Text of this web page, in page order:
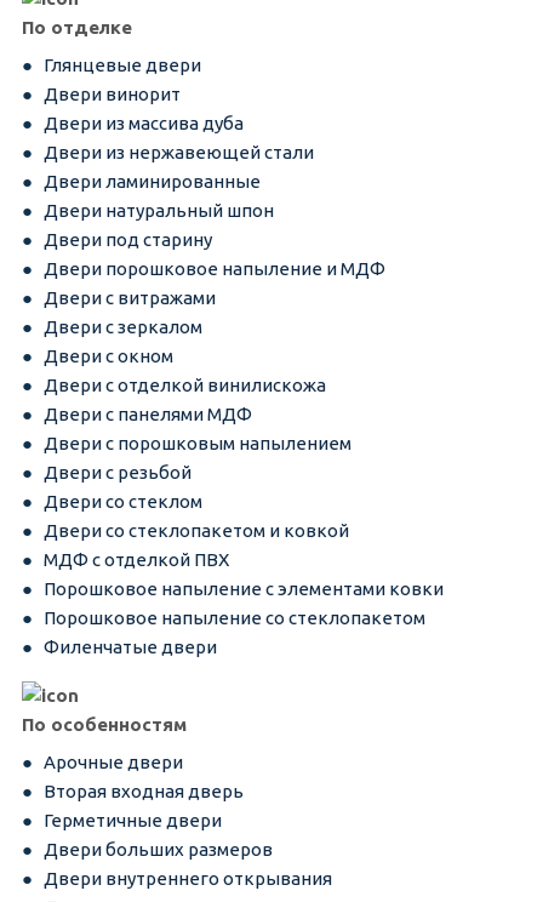
По отделке
Глянцевые двери
Двери винорит
Двери из массива дуба
Двери из нержавеющей стали
Двери ламинированные
Двери натуральный шпон
Двери под старину
Двери порошковое напыление и МДФ
Двери с витражами
Двери с зеркалом
Двери с окном
Двери с отделкой винилискожа
Двери с панелями МДФ
Двери с порошковым напылением
Двери с резьбой
Двери со стеклом
Двери со стеклопакетом и ковкой
МДФ с отделкой ПВХ
Порошковое напыление с элементами ковки
Порошковое напыление со стеклопакетом
Филенчатые двери
По особенностям
Арочные двери
Вторая входная дверь
Герметичные двери
Двери больших размеров
Двери внутреннего открывания